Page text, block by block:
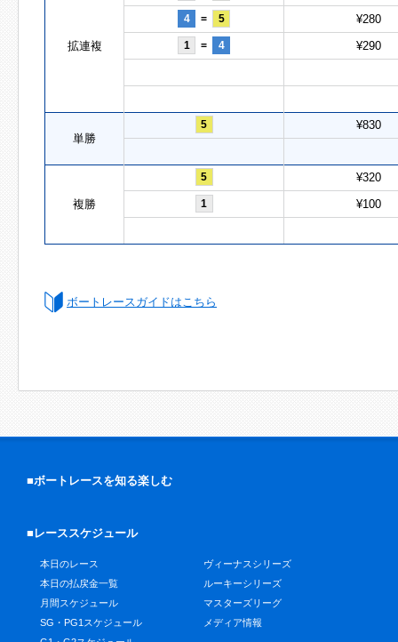
拡連複
4 = 5 ¥280
1 = 4 ¥290
単勝
5 ¥830
複勝
5 ¥320
1 ¥100
ボートレースガイドはこちら
■ボートレースを知る楽しむ
■レーススケジュール
本日のレース
本日の払戻金一覧
月間スケジュール
SG・PG1スケジュール
ヴィーナスシリーズ
ルーキーシリーズ
マスターズリーグ
メディア情報